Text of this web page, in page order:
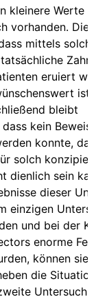
kleinere Werte
vorhanden. Die
mittels solch
eruiert
ist
bleibt
kein Beweis
konnte,
solch
dienlich sein
dieser
einzigen
und bei der
enorme
können sie
die